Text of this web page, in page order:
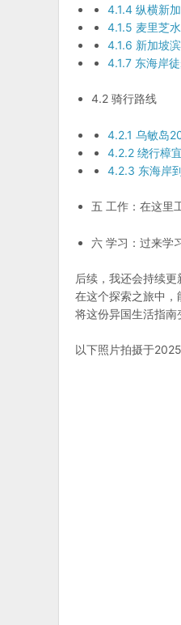
4.1.4 纵横新
4.1.5 麦里芝
4.1.6 新加坡
4.1.7 东海岸
4.2 骑行路线
4.2.1 乌敏岛
4.2.2 绕行樟
4.2.3 东海岸
五 工作：在这里
六 学习：过来学
后续，我还会持续
在这个探索之旅中
将这份异国生活指南
以下照片拍摄于